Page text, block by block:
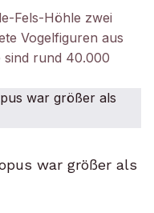
Fels-Höhle zwei
Vogelfiguren aus
sind rund 40.000
war größer als